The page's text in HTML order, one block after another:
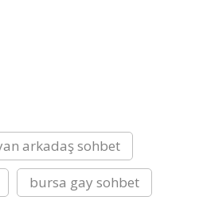
arkadaş sohbet
bursa gay sohbet